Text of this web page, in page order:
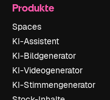
Produkte
Spaces
KI-Assistent
KI-Bildgenerator
KI-Videogenerator
KI-Stimmengenerator